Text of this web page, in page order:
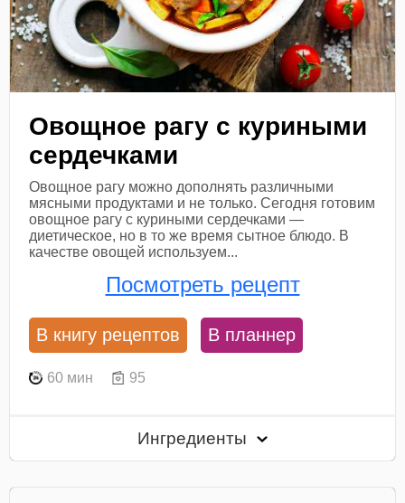
Овощное рагу с куриными
сердечками
Овощное рагу можно дополнять различными
мясными продуктами и не только. Сегодня готовим
овощное рагу с куриными сердечками —
диетическое, но в то же время сытное блюдо. В
качестве овощей используем...
Посмотреть рецепт
В книгу рецептов В планнер
60 мин 95
Ингредиенты